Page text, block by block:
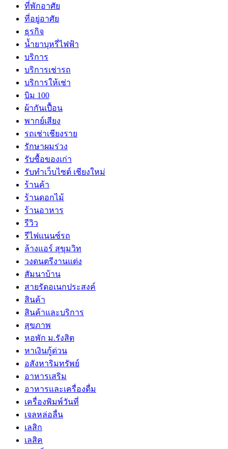
ที่พักอาศัย
ที่อยู่อาศัย
ธุรกิจ
น้ำยาบุหรี่ไฟฟ้า
บริการ
บริการเช่ารถ
บริการให้เช่า
บิม 100
ผ้ากันเปื้อน
พากย์เสียง
รถเช่าเชียงราย
รักษาผมร่วง
รับซื้อของเก่า
รับทำเว็บไซต์ เชียงใหม่
ร้านค้า
ร้านดอกไม้
ร้านอาหาร
รีวิว
รีไฟแนนซ์รถ
ล้างแอร์ สุขุมวิท
วงดนตรีงานแต่ง
สัมนาบ้าน
สายรัดอเนกประสงค์
สินค้า
สินค้าและบริการ
สุขภาพ
หอพัก ม.รังสิต
หาเงินกู้ด่วน
อสังหาริมทรัพย์
อาหารเสริม
อาหารและเครื่องดื่ม
เครื่องพิมพ์วันที่
เจลหล่อลื่น
เลสิก
เลสิค